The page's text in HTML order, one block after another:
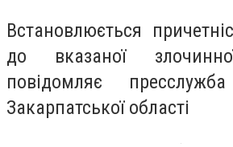
Встановлюється
до вказаної
повідомляє
Закарпатської області